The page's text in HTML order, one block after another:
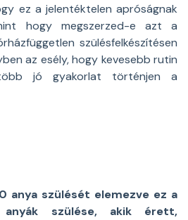
ez a jelentéktelen apróságnak
hogy megszerzed-e azt a
szülésfelkészítésen
az esély, hogy kevesebb rutin
jó gyakorlat történjen a
anya szülését elemezve ez a
anyák szülése, akik érett,